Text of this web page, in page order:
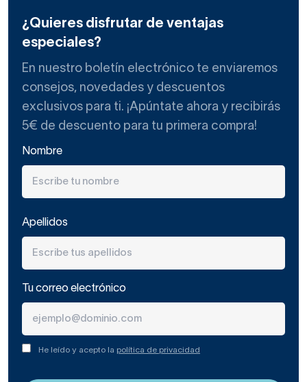
¿Quieres disfrutar de ventajas
especiales?
En nuestro boletín electrónico te enviaremos
consejos, novedades y descuentos
exclusivos para ti. ¡Apúntate ahora y recibirás
5€ de descuento para tu primera compra!
Nombre
Apellidos
Tu correo electrónico
He leído y acepto la política de privacidad